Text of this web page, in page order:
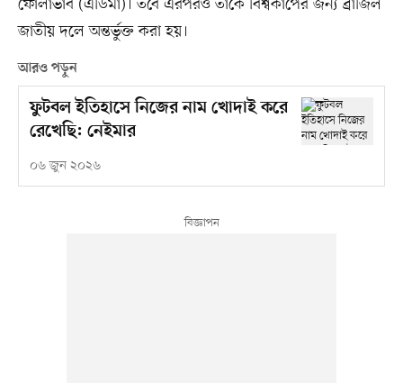
ফোলাভাব (এডিমা)। তবে এরপরও তাঁকে বিশ্বকাপের জন্য ব্রাজিল
জাতীয় দলে অন্তর্ভুক্ত করা হয়।
আরও পড়ুন
ফুটবল ইতিহাসে নিজের নাম খোদাই করে
রেখেছি: নেইমার
০৬ জুন ২০২৬